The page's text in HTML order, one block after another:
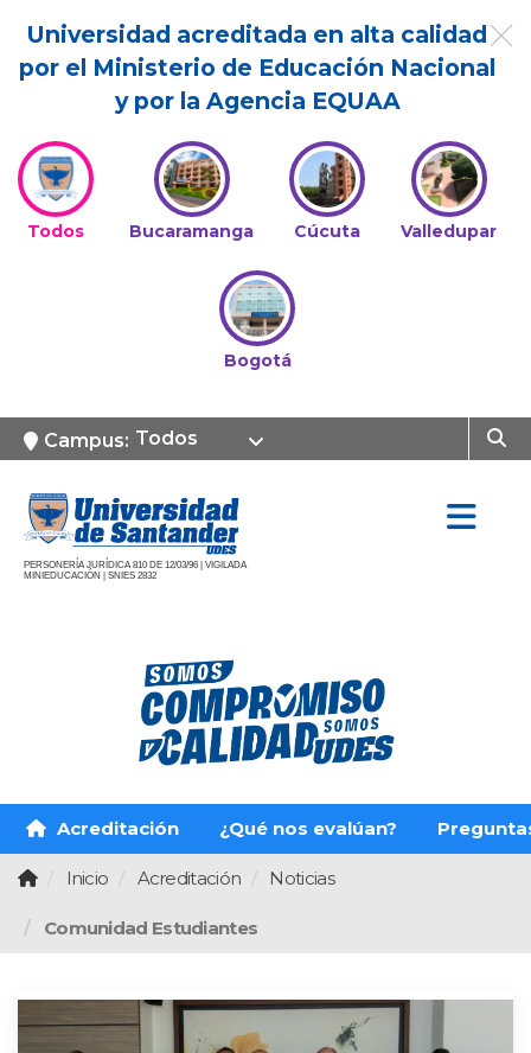
Universidad acreditada en alta calidad
por el Ministerio de Educación Nacional
y por la Agencia EQUAA
Todos Bucaramanga Cúcuta Valledupar
Bogotá
Campus: Todos
PERSONERÍA JURÍDICA 810 DE 12/03/96 | VIGILADA
MINIEDUCACIÓN | SNIES 2832
Acreditación ¿Qué nos evalúan?
Inicio Acreditación Noticias
Comunidad Estudiantes